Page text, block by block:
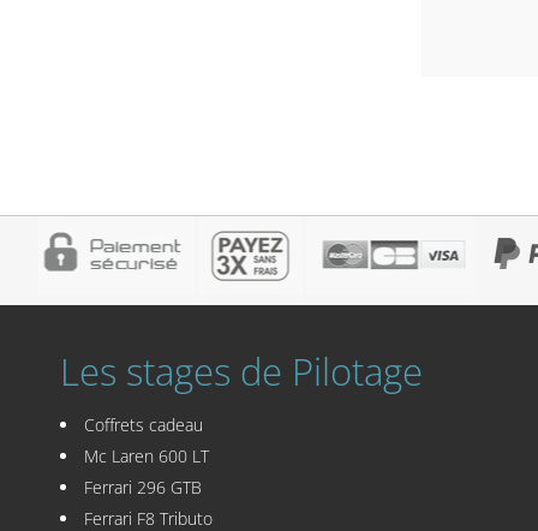
Les stages de Pilotage
Coffrets cadeau
Mc Laren 600 LT
Ferrari 296 GTB
Ferrari F8 Tributo